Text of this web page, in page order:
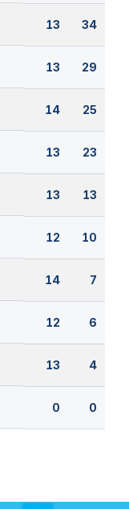
13 34
13 29
14 25
13 23
13 13
12 10
14 7
12 6
13 4
0 0